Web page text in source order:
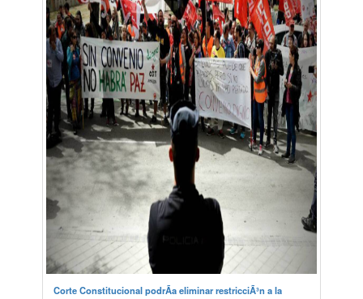
Corte Constitucional podrÃ­a eliminar restricciÃ³n a la